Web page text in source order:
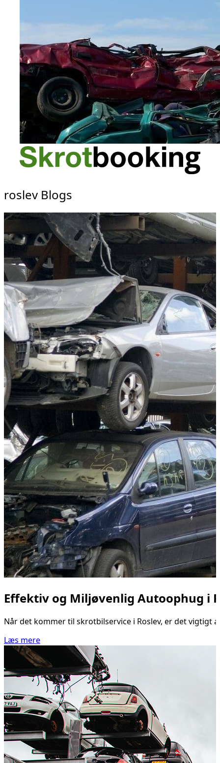
roslev Blogs
Effektiv og Miljøvenlig Autoophug i
Når det kommer til skrotbilservice i Roslev, er det vigtigt
Læs mere